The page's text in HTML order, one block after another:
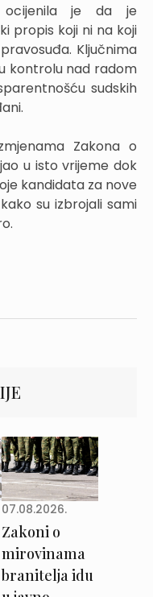
ocijenila je da je
propis koji ni na koji
Ključnima
kontrolu nad radom
sudskih
Zakona o
u isto vrijeme dok
kandidata za nove
su izbrojali sami
07.08.2026.
Zakoni o
mirovinama
branitelja idu